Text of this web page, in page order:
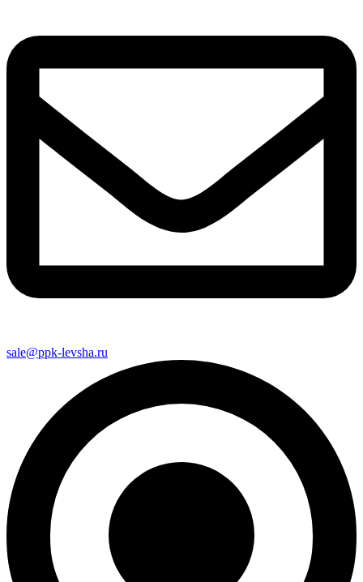
sale@ppk-levsha.ru